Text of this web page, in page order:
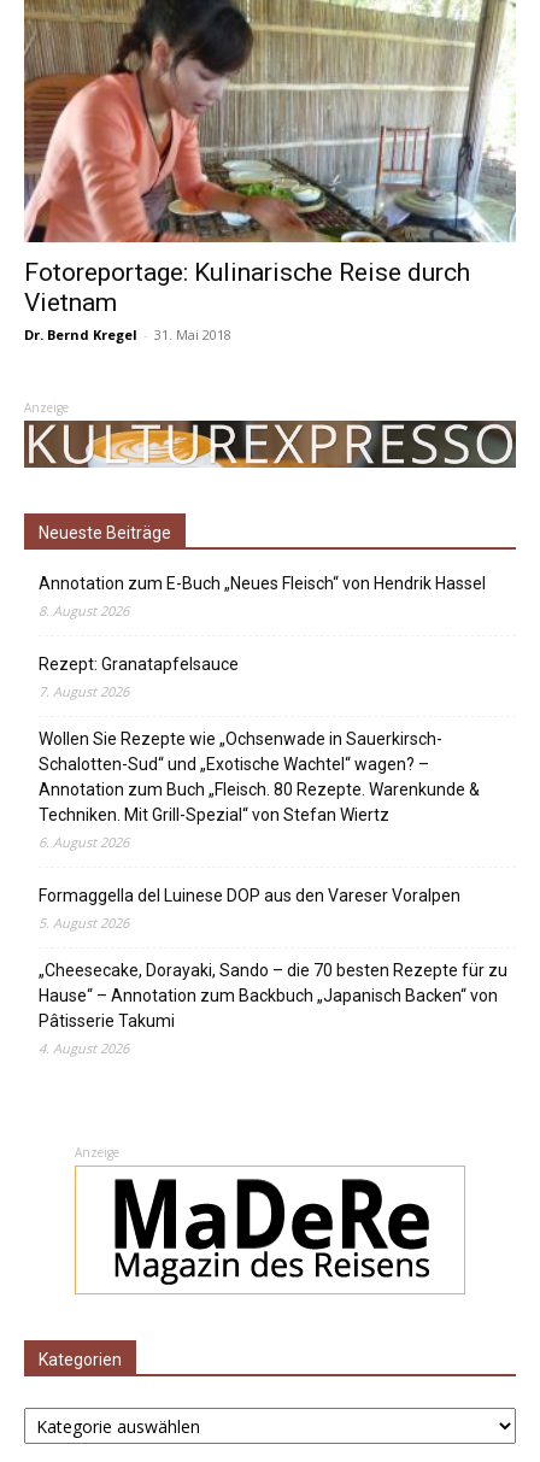
Fotoreportage: Kulinarische Reise durch
Vietnam
Dr. Bernd Kregel - 31. Mai 2018
Anzeige
Neueste Beiträge
Annotation zum E-Buch „Neues Fleisch“ von Hendrik Hassel
8. August 2026
Rezept: Granatapfelsauce
7. August 2026
Wollen Sie Rezepte wie „Ochsenwade in Sauerkirsch-
Schalotten-Sud“ und „Exotische Wachtel“ wagen? –
Annotation zum Buch „Fleisch. 80 Rezepte. Warenkunde &
Techniken. Mit Grill-Spezial“ von Stefan Wiertz
6. August 2026
Formaggella del Luinese DOP aus den Vareser Voralpen
5. August 2026
„Cheesecake, Dorayaki, Sando – die 70 besten Rezepte für zu
Hause“ – Annotation zum Backbuch „Japanisch Backen“ von
Pâtisserie Takumi
4. August 2026
Anzeige
Kategorien
Kategorien